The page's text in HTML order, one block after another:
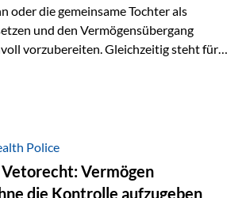
oder die gemeinsame Tochter als
und den Vermögensübergang
vorzubereiten. Gleichzeitig steht für
der beiden verstirbt? Der überlebende
können. Genau für diese
bietet die Private Wealth Police der
Gestaltungsmöglichkeit. Die
Police
Vermögen
die Kontrolle aufzugeben